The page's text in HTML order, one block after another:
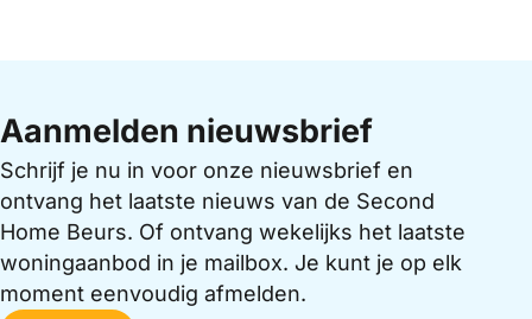
Aanmelden nieuwsbrief
Schrijf je nu in voor onze nieuwsbrief en
ontvang het laatste nieuws van de Second
Home Beurs. Of ontvang wekelijks het laatste
woningaanbod in je mailbox. Je kunt je op elk
moment eenvoudig afmelden.